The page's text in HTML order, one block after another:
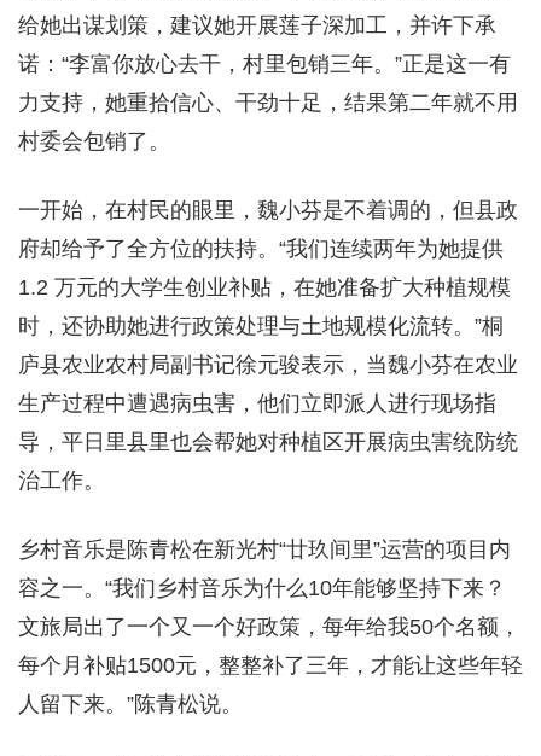
给她出谋划策，建议她开展莲子深加工，并许下承
诺：“李富你放心去干，村里包销三年。”正是这一有
力支持，她重拾信心、干劲十足，结果第二年就不用
村委会包销了。
一开始，在村民的眼里，魏小芬是不着调的，但县政
府却给予了全方位的扶持。“我们连续两年为她提供
1.2 万元的大学生创业补贴，在她准备扩大种植规模
时，还协助她进行政策处理与土地规模化流转。”桐
庐县农业农村局副书记徐元骏表示，当魏小芬在农业
生产过程中遭遇病虫害，他们立即派人进行现场指
导，平日里县里也会帮她对种植区开展病虫害统防统
治工作。
乡村音乐是陈青松在新光村“廿玖间里”运营的项目内
容之一。“我们乡村音乐为什么10年能够坚持下来？
文旅局出了一个又一个好政策，每年给我50个名额，
每个月补贴1500元，整整补了三年，才能让这些年轻
人留下来。”陈青松说。